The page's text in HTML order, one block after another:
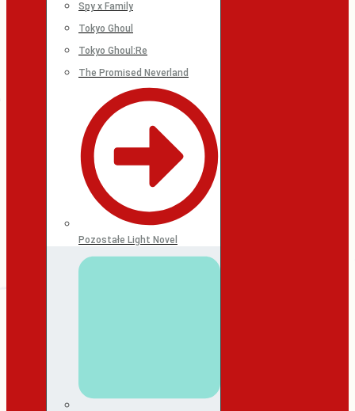
Spy x Family
Tokyo Ghoul
Tokyo Ghoul:Re
The Promised Neverland
Pozostałe Light Novel